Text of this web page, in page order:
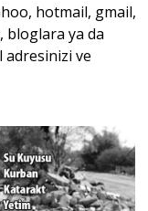
hotmail, gmail,
bloglara ya da
adresinizi ve